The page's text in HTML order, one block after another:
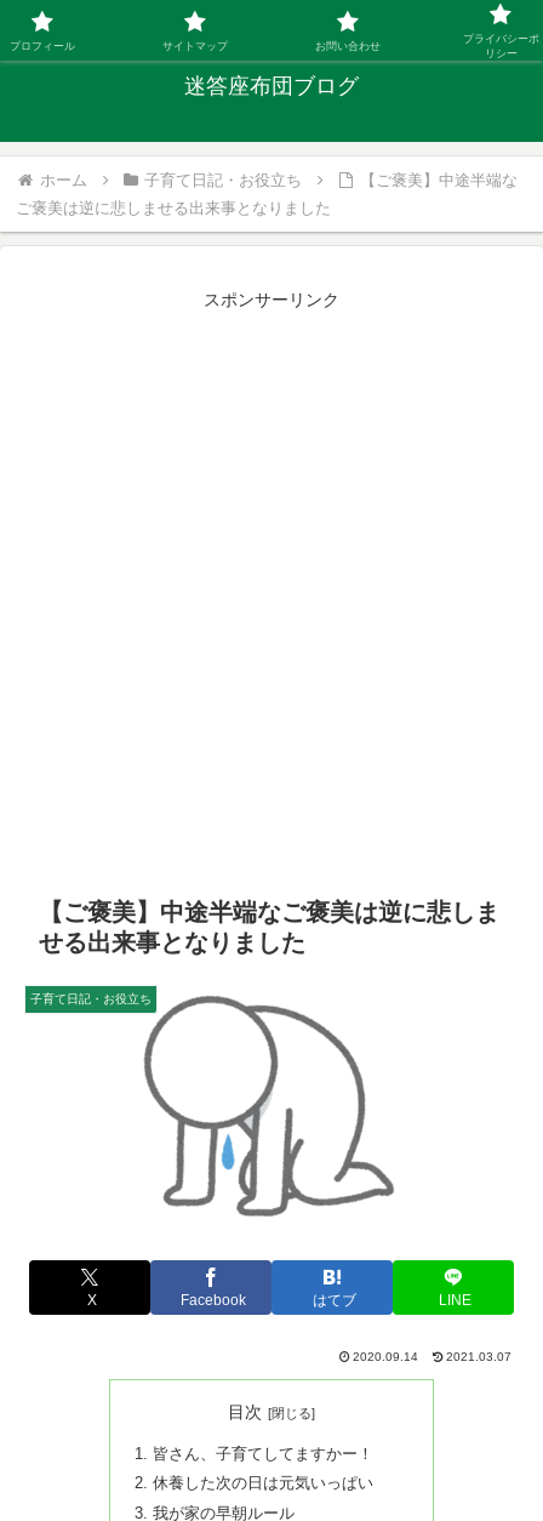
「ひとり親」40代シングルファザーの子育て迷答
迷答座布団ブログ
ホーム 子育て日記・お役立ち
【ご褒美】中途半端な
ご褒美は逆に悲しませる出来事となりました
スポンサーリンク
【ご褒美】中途半端なご褒美は逆に悲しま
せる出来事となりました
子育て日記・お役立ち
X Facebook はてブ LINE
2020.09.14 2021.03.07
目次
皆さん、子育てしてますかー！
休養した次の日は元気いっぱい
我が家の早朝ルール
プロフィール サイトマップ お問い合わせ
プライバシーポ
リシー